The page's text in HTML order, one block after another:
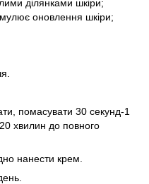
ділянками шкіри;
оновлення шкіри;
помасувати 30 секунд-1
хвилин до повного
нанести крем.